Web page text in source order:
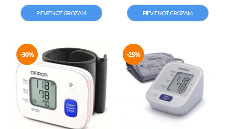
no 5
PIEVIENOT GROZAM PIEVIENOT GROZAM
-30% -25%